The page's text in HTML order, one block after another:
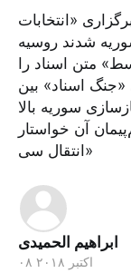
برگزاری «انتخابات
شدند روسیه
متن اسناد را
اسناد» بین
سوریه بالا
غربی هم‌پیمان آن خواستار
«انتقال سی
ابراهيم الحمیدی
۰۸ اکتبر ۲۰۱۸